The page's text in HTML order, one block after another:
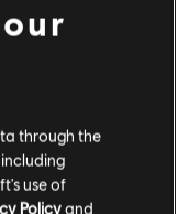
through the
use of
Policyand